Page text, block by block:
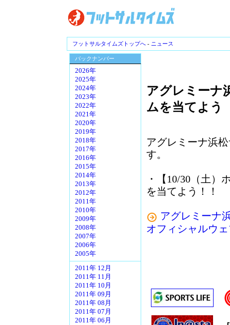
フットサルタイムズトップへ - ニュース
バックナンバー
2026年
2025年
2024年
2023年
2022年
2021年
2020年
2019年
2018年
2017年
2016年
2015年
2014年
2013年
2012年
2011年
2010年
2009年
2008年
2007年
2006年
2005年
2011年 12月
2011年 11月
2011年 10月
2011年 09月
2011年 08月
2011年 07月
2011年 06月
アグレミーナ
ムを当てよう
アグレミーナ浜
す。
・【10/30（土）
を当てよう！！
アグレミーナ
オフィシャルウ